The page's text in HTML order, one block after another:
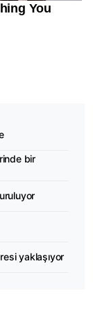
bir
yaklaşıyor